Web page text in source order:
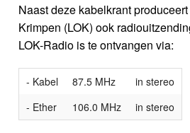
Naast deze kabelkrant
Krimpen (LOK) ook
LOK-Radio is te ontvangen via:
- Kabel 87.5 MHz
in stereo
- Ether
106.0 MHz in stereo